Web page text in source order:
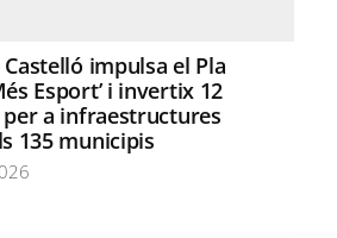
impulsa el Pla
Esport’ i invertix 12
a infraestructures
135 municipis